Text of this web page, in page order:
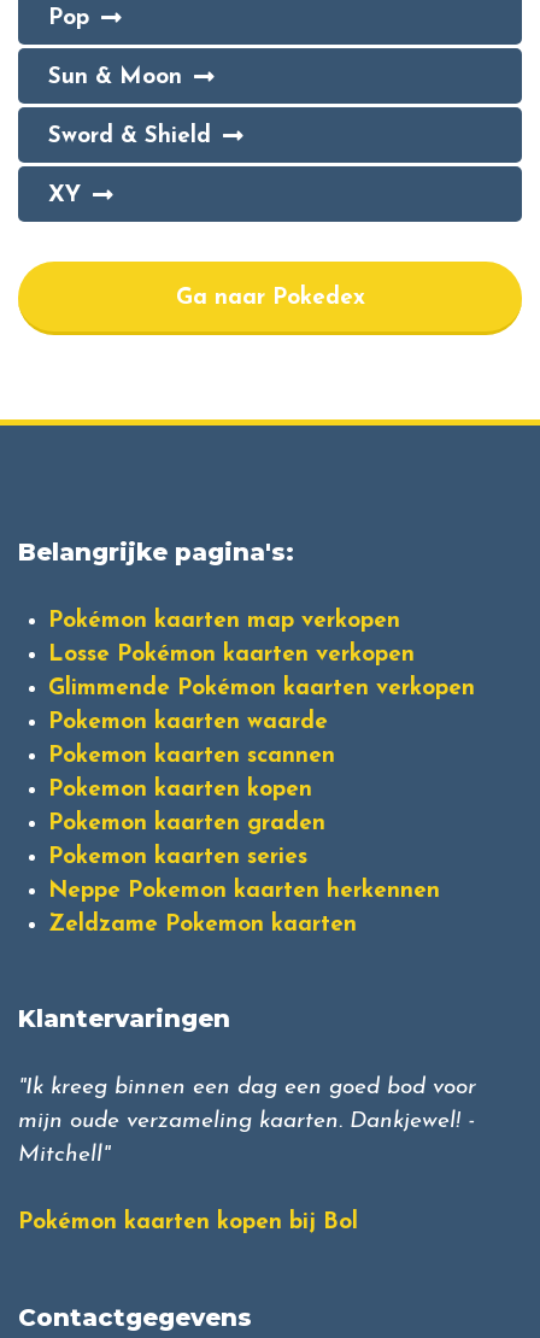
Pop
Sun & Moon
Sword & Shield
XY
Ga naar Pokedex
Belangrijke pagina's:
Pokémon kaarten map verkopen
Losse Pokémon kaarten verkopen
Glimmende Pokémon kaarten verkopen
Pokemon kaarten waarde
Pokemon kaarten scannen
Pokemon kaarten kopen
Pokemon kaarten graden
Pokemon kaarten series
Neppe Pokemon kaarten herkennen
Zeldzame Pokemon kaarten
Klantervaringen
"Ik kreeg binnen een dag een goed bod voor
mijn oude verzameling kaarten. Dankjewel! -
Mitchell"
Pokémon kaarten kopen bij Bol
Contactgegevens